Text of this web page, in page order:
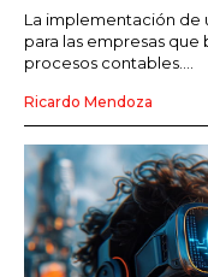
La implementación de
para las empresas que
procesos contables....
Ricardo Mendoza